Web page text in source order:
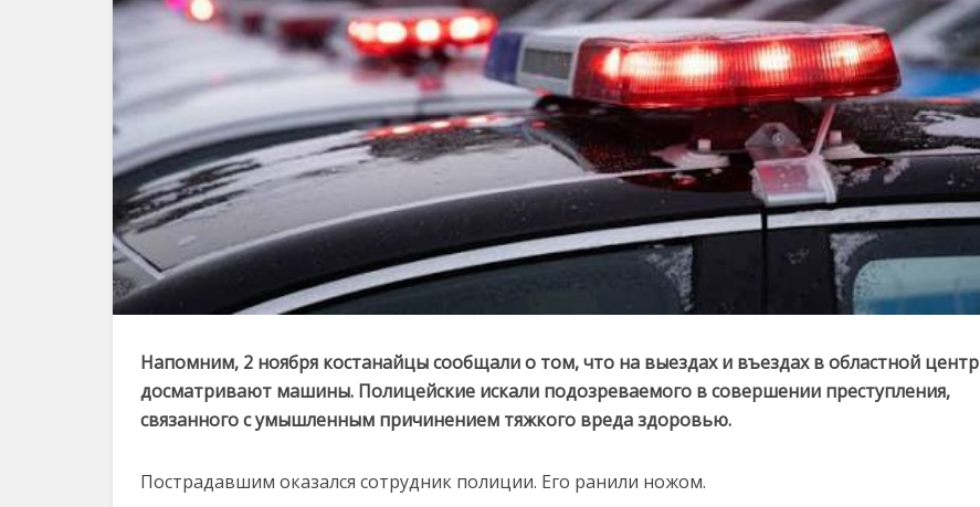
Напомним, 2 ноября костанайцы сообщали о том, что на выездах и въездах в областной центр
досматривают машины. Полицейские искали подозреваемого в совершении преступления,
связанного с умышленным причинением тяжкого вреда здоровью.
Пострадавшим оказался сотрудник полиции. Его ранили ножом.